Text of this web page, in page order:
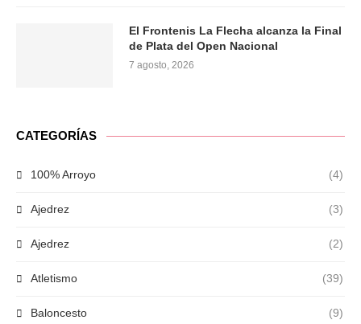
El Frontenis La Flecha alcanza la Final
de Plata del Open Nacional
7 agosto, 2026
CATEGORÍAS
100% Arroyo (4)
Ajedrez (3)
Ajedrez (2)
Atletismo (39)
Baloncesto (9)